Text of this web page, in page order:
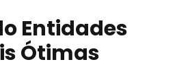
Entidades
Ótimas